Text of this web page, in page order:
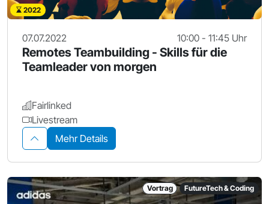
2022
07.07.2022 10:00 - 11:45 Uhr
Remotes Teambuilding - Skills für die
Teamleader von morgen
Fairlinked
Livestream
Mehr Details
Vortrag FutureTech & Coding